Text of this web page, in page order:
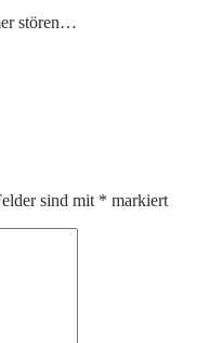
stören…
sind mit * markiert